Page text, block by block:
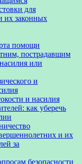
для
их законных
помощи
пострадавшим
или
и
и насилия
как уберечь
и их
за
безопасности